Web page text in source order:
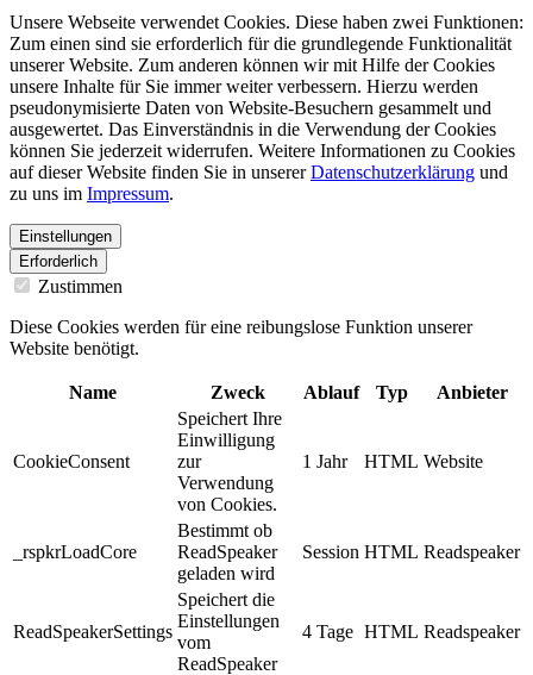
Unsere Webseite verwendet Cookies. Diese haben zwei Funktionen:
Zum einen sind sie erforderlich für die grundlegende Funktionalität
unserer Website. Zum anderen können wir mit Hilfe der Cookies
unsere Inhalte für Sie immer weiter verbessern. Hierzu werden
pseudonymisierte Daten von Website-Besuchern gesammelt und
ausgewertet. Das Einverständnis in die Verwendung der Cookies
können Sie jederzeit widerrufen. Weitere Informationen zu Cookies
auf dieser Website finden Sie in unsererDatenschutzerklärung und
zu uns im Impressum.
Einstellungen
Erforderlich
Zustimmen
Diese Cookies werden für eine reibungslose Funktion unserer
Website benötigt.
Name Zweck Ablauf Typ Anbieter
CookieConsent
Speichert Ihre
Einwilligung
zur
Verwendung
von Cookies.
1 Jahr HTML Website
_rspkrLoadCore
Bestimmt ob
ReadSpeaker
geladen wird
Session HTML Readspeaker
ReadSpeakerSettings
Speichert die
Einstellungen
vom
ReadSpeaker
4 Tage HTML Readspeaker